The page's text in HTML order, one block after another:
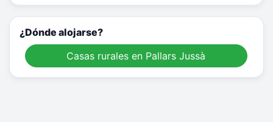
¿Dónde alojarse?
Casas rurales en Pallars Jussà